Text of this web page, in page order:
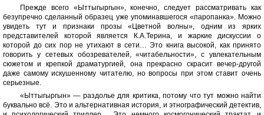
Прежде всего «Ыттыгыргын», конечно, следует рассматривать как
безупречно сделанный образец уже упоминавшегося «паропанка». Можно
увидеть тут и признаки прозы «Цветной волны», одним из ярких
представителей которой является К.А.Терина, и жаркие дискуссии о
которой до сих пор не утихают в сети… Это книга высокой, как принято
говорить у сетевых обозревателей, «читабельности», с увлекательным
сюжетом и крепкой драматургией, она прекрасно скрасит вечер-другой
даже самому искушенному читателю, но вопросы при этом ставит очень
серьезные.
«Ыттыгыргын» — раздолье для критика, потому что тут можно найти
буквально всё. Это и альтернативная история, и этнографический детектив,